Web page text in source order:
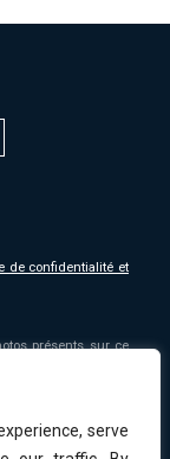
serve
de confidentialité et
présents sur ce